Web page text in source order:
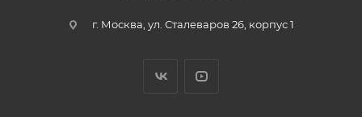
г. Москва, ул. Сталеваров 26, корпус 1